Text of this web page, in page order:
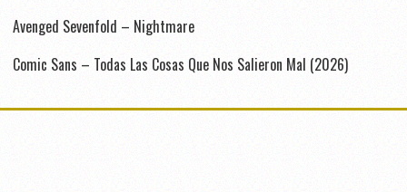
Avenged Sevenfold – Nightmare
Comic Sans – Todas Las Cosas Que Nos Salieron Mal (2026)